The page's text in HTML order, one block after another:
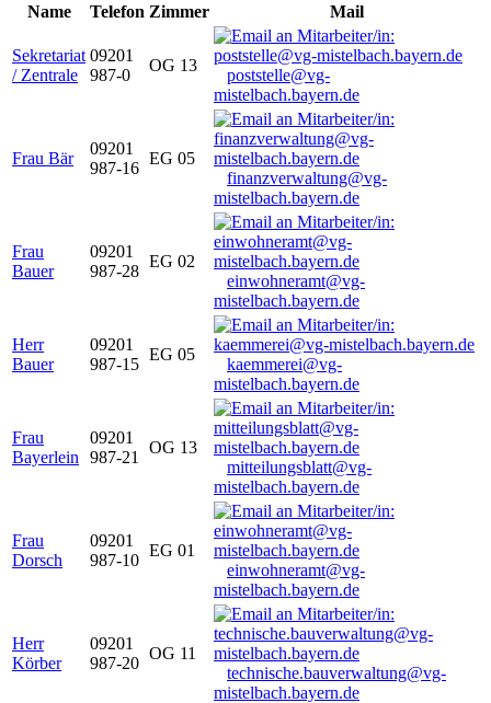
Name
Telefon Zimmer Mail
Sekretariat
/ Zentrale
09201
987-0
OG 13
poststelle@vg-
mistelbach.bayern.de
Frau Bär
09201
987-16
EG 05
finanzverwaltung@vg-
mistelbach.bayern.de
Frau
Bauer
09201
987-28
EG 02
einwohneramt@vg-
mistelbach.bayern.de
Herr
Bauer
09201
987-15
EG 05
kaemmerei@vg-
mistelbach.bayern.de
Frau
Bayerlein
09201
987-21
OG 13
mitteilungsblatt@vg-
mistelbach.bayern.de
Frau
Dorsch
09201
987-10
EG 01
einwohneramt@vg-
mistelbach.bayern.de
Herr
Körber
09201
987-20
OG 11
technische.bauverwaltung@vg-
mistelbach.bayern.de